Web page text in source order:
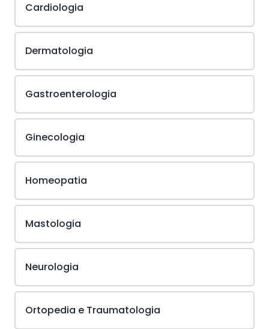
Cardiologia
Dermatologia
Gastroenterologia
Ginecologia
Homeopatia
Mastologia
Neurologia
Ortopedia e Traumatologia